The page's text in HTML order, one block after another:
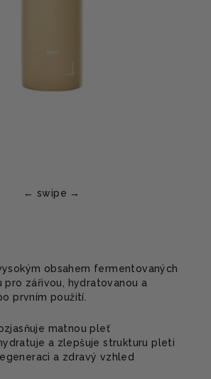
obsahem fermentovaných
pro zářivou, hydratovanou a
prvním použití.
matnou pleť
a zlepšuje strukturu pleti
a zdravý vzhled